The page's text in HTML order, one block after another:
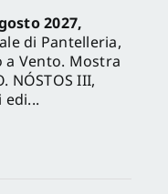
2027,
di Pantelleria,
a Vento. Mostra
NÓSTOS III,
edi...